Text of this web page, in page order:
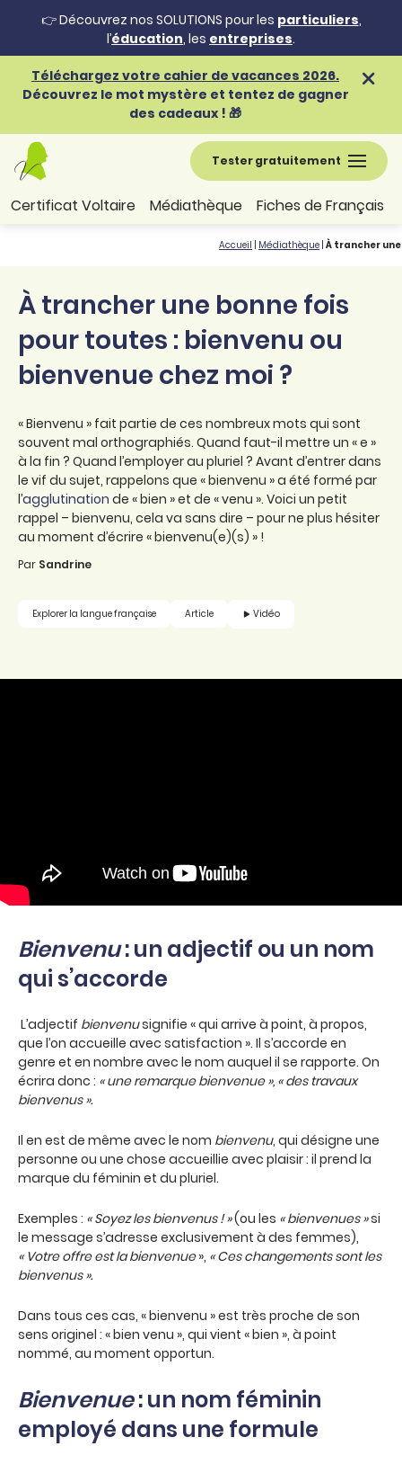
👉 Découvrez nos SOLUTIONS pour les particuliers,
l’éducation, les entreprises.
Téléchargez votre cahier de vacances 2026.
Découvrez le mot mystère et tentez de gagner
des cadeaux ! 🎁
Tester gratuitement
Certificat Voltaire Médiathèque Fiches de Français
Accueil Médiathèque À trancher
À trancher une bonne fois
pour toutes : bienvenu ou
bienvenue chez moi ?
« Bienvenu » fait partie de ces nombreux mots qui sont
souvent mal orthographiés. Quand faut-il mettre un « e »
à la fin ? Quand l’employer au pluriel ? Avant d’entrer dans
le vif du sujet, rappelons que « bienvenu » a été formé par
l’agglutination de « bien » et de « venu ». Voici un petit
rappel – bienvenu, cela va sans dire – pour ne plus hésiter
au moment d’écrire « bienvenu(e)(s) » !
Par Sandrine
Explorer la langue française Article Vidéo
Bienvenu: un adjectif ou un nom
qui s’accorde
L’adjectif bienvenusignifie « qui arrive à point, à propos,
que l’on accueille avec satisfaction ». Il s’accorde en
genre et en nombre avec le nom auquel il se rapporte. On
écrira donc : « une remarque bienvenue », « des travaux
bienvenus ».
Il en est de même avec le nom bienvenu, qui désigne une
personne ou une chose accueillie avec plaisir : il prend la
marque du féminin et du pluriel.
Exemples : « Soyez les bienvenus ! »(ou les « bienvenues »si
le message s’adresse exclusivement à des femmes),
« Votre offre est la bienvenue», « Ces changements sont les
bienvenus ».
Dans tous ces cas, « bienvenu » est très proche de son
sens originel : « bien venu », qui vient « bien », à point
nommé, au moment opportun.
Bienvenue: un nom féminin
employé dans une formule